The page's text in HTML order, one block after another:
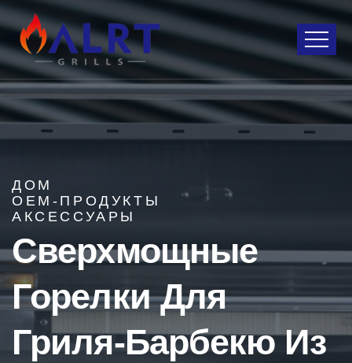
ДОМ
OEM-ПРОДУКТЫ
АКСЕССУАРЫ
Сверхмощные
Горелки Для
Гриля-Барбекю Из